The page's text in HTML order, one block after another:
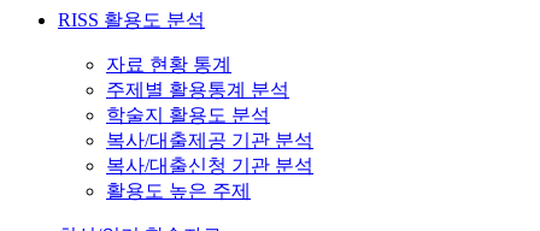
RISS 활용도 분석
자료 현황 통계
주제별 활용통계 분석
학술지 활용도 분석
복사/대출제공 기관 분석
복사/대출신청 기관 분석
활용도 높은 주제